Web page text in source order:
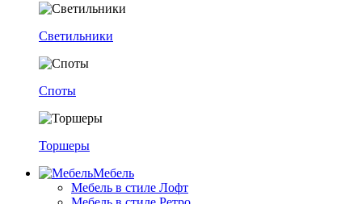
Светильники
Споты
Торшеры
Мебель
Мебель в стиле Лофт